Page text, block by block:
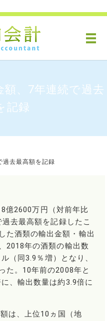
メ
、7年連続で過去
記録
去最高額を記録
億2600万円（対前年比
去最高額を記録したこ
た酒類の輸出金額・輸出
2018年の酒類の輸出数
（同3.9％増）となり、
た。10年前の2008年と
、輸出数量は約3.9倍に
は、上位10ヵ国（地